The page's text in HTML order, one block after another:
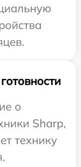
о
Sharp,
технику